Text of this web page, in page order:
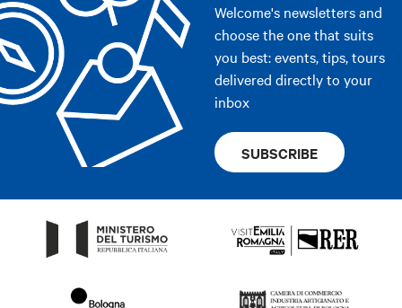
Welcome's newsletters and
choose the one that suits
you best: events, tips, tours
delivered directly to your
inbox
SUBSCRIBE